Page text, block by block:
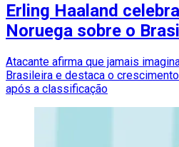
Erling Haaland
Noruega sobre o Brasil
Atacante afirma que jamais
Brasileira e destaca o
após a classificação